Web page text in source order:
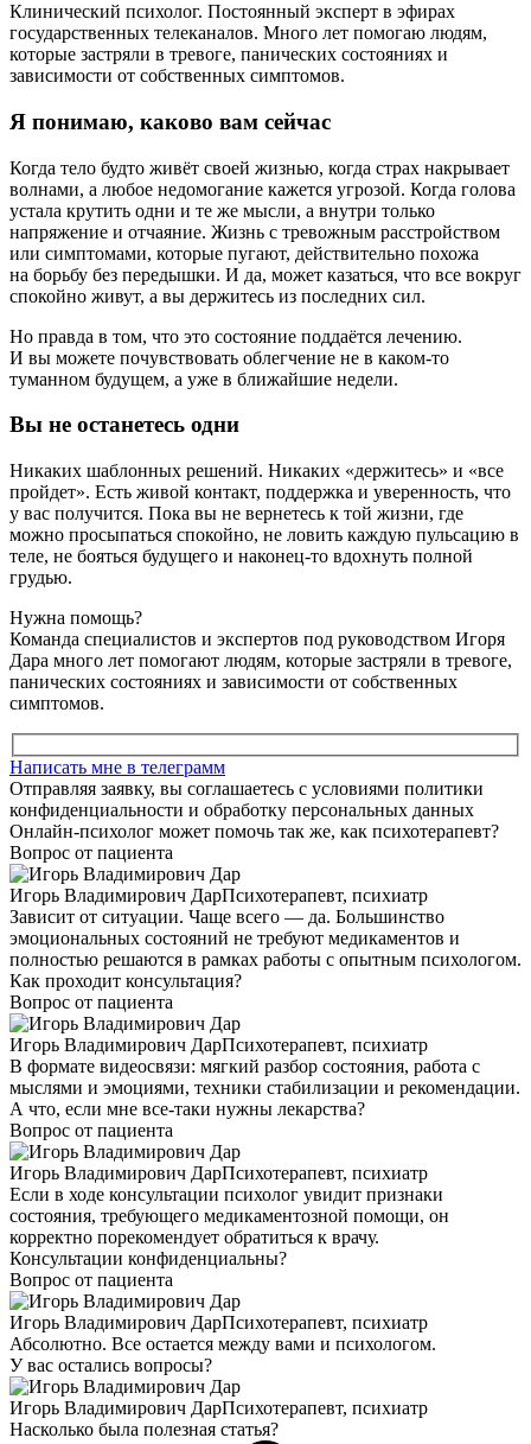
Клинический психолог. Постоянный эксперт в эфирах
государственных телеканалов. Много лет помогаю людям,
которые застряли в тревоге, панических состояниях и
зависимости от собственных симптомов.
Я понимаю, каково вам сейчас
Когда тело будто живёт своей жизнью, когда страх накрывает
волнами, а любое недомогание кажется угрозой. Когда голова
устала крутить одни и те же мысли, а внутри только
напряжение и отчаяние. Жизнь с тревожным расстройством
или симптомами, которые пугают, действительно похожа
на борьбу без передышки. И да, может казаться, что все вокруг
спокойно живут, а вы держитесь из последних сил.
Но правда в том, что это состояние поддаётся лечению.
И вы можете почувствовать облегчение не в каком‑то
туманном будущем, а уже в ближайшие недели.
Вы не останетесь одни
Никаких шаблонных решений. Никаких «держитесь» и «все
пройдет». Есть живой контакт, поддержка и уверенность, что
у вас получится. Пока вы не вернетесь к той жизни, где
можно просыпаться спокойно, не ловить каждую пульсацию в
теле, не бояться будущего и наконец-то вдохнуть полной
грудью.
Нужна помощь?
Команда специалистов и экспертов под руководством Игоря
Дара много лет помогают людям, которые застряли в тревоге,
панических состояниях и зависимости от собственных
симптомов.
Написать мне в телеграмм
Отправляя заявку, вы соглашаетесь с условиями политики
конфиденциальности и обработку персональных данных
Онлайн-психолог может помочь так же, как психотерапевт?
Вопрос от пациента
Игорь Владимирович ДарПсихотерапевт, психиатр
Зависит от ситуации. Чаще всего — да. Большинство
эмоциональных состояний не требуют медикаментов и
полностью решаются в рамках работы с опытным психологом.
Как проходит консультация?
Вопрос от пациента
Игорь Владимирович ДарПсихотерапевт, психиатр
В формате видеосвязи: мягкий разбор состояния, работа с
мыслями и эмоциями, техники стабилизации и рекомендации.
А что, если мне все-таки нужны лекарства?
Вопрос от пациента
Игорь Владимирович ДарПсихотерапевт, психиатр
Если в ходе консультации психолог увидит признаки
состояния, требующего медикаментозной помощи, он
корректно порекомендует обратиться к врачу.
Консультации конфиденциальны?
Вопрос от пациента
Игорь Владимирович ДарПсихотерапевт, психиатр
Абсолютно. Все остается между вами и психологом.
У вас остались вопросы?
Игорь Владимирович ДарПсихотерапевт, психиатр
Насколько была полезная статья?